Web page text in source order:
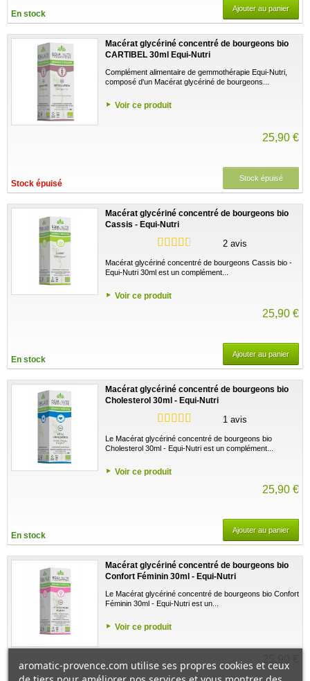
En stock
Ajouter au panier
Macérat glycériné concentré de bourgeons bio
CARTIBEL 30ml Equi-Nutri
Complément alimentaire de gemmothérapie Equi-Nutri,
composé d'un Macérat glycériné de bourgeons...
Voir ce produit
25,90 €
Stock épuisé
Stock épuisé
Macérat glycériné concentré de bourgeons bio
Cassis - Equi-Nutri
2 avis
Macérat glycériné concentré de bourgeons Cassis bio -
Equi-Nutri 30ml est un complément...
Voir ce produit
25,90 €
En stock
Ajouter au panier
Macérat glycériné concentré de bourgeons bio
Cholesterol 30ml - Equi-Nutri
1 avis
Le Macérat glycériné concentré de bourgeons bio
Cholesterol 30ml - Equi-Nutri est un complément...
Voir ce produit
25,90 €
En stock
Ajouter au panier
Macérat glycériné concentré de bourgeons bio
Confort Féminin 30ml - Equi-Nutri
Le Macérat glycériné concentré de bourgeons bio Confort
Féminin 30ml - Equi-Nutri est un...
Voir ce produit
25,90 €
aromatic-provence.com utilise ses propres cookies et ceux